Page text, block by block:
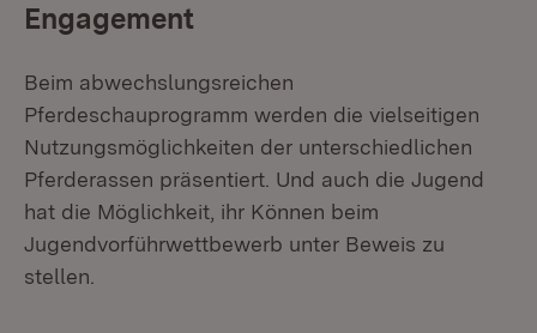
Engagement
Beim abwechslungsreichen
Pferdeschauprogramm werden die vielseitigen
Nutzungsmöglichkeiten der unterschiedlichen
Pferderassen präsentiert. Und auch die Jugend
hat die Möglichkeit, ihr Können beim
Jugendvorführwettbewerb unter Beweis zu
stellen.